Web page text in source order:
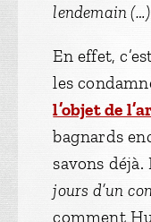
lendemain
En effet,
les
l’objet de
bagnards
savons déjà.
jours d’un
comment